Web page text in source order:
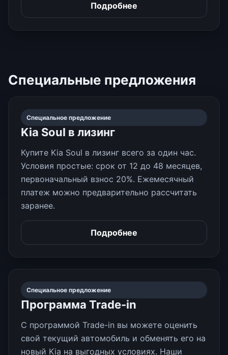
Подробнее
Специальные предложения
Специальное предложение
Kia Soul в лизинг
Купите Kia Soul в лизинг всего за один час.
Условия простые: срок от 12 до 48 месяцев,
первоначальный взнос 20%. Ежемесячный
платеж можно предварительно рассчитать
заранее.
Подробнее
Специальное предложение
Программа Trade-in
С программой Trade-in вы можете оценить
свой текущий автомобиль и обменять его на
новый Kia на выгодных условиях. Наши